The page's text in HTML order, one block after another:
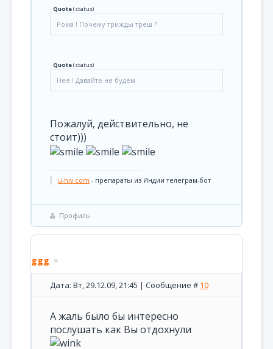
Quote(status)
Рома ! Почему трижды треш ?
Quote(status)
Нее ! Давайте не будем .
Пожалуй, действительно, не
стоит)))
u-hiv.com - препараты из Индии телеграм-бот
Профиль
ggg
Дата: Вт, 29.12.09, 21:45 | Сообщение # 10
А жаль было бы интересно
послушать как Вы отдохнули